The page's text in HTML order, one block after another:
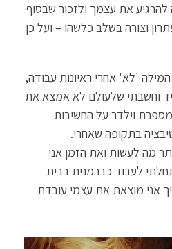
את עצמך ולזכור שבסוף
וצורה בשלב כלשהו – ועל כן
'לא' אחרי ראיונות עבודה,
וחשבתי שלעולם לא אמצא את
וילדר על החשיבות
בתקופה שאחרי.
מה לעשות ואת הזמן אני
לעבוד כברמנית בבית
אני מוצאת את עצמי עובדת